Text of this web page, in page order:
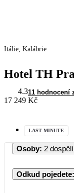
Itálie, Kalábrie
Hotel TH
4.311 hodnocení
17 249 Kč
LAST MINUTE
Osoby: 2 dospělí
Odkud pojedete: